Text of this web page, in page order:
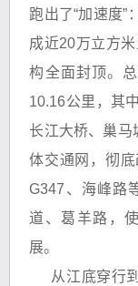
跑出了“加速度”
成近20万立方
构全面封顶。
10.16公里，其
长江大桥、巢马
体交通网，彻
G347、海峰路
道、葛羊路，
展。
从江底穿行